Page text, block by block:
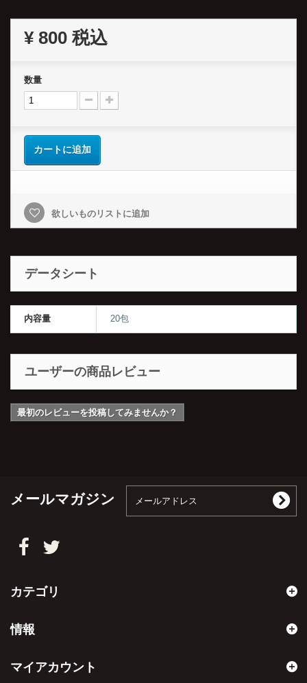
¥ 800 税込
数量
カートに追加
欲しいものリストに追加
データシート
内容量 20包
ユーザーの商品レビュー
最初のレビューを投稿してみませんか？
メールマガジン
カテゴリ
情報
マイアカウント